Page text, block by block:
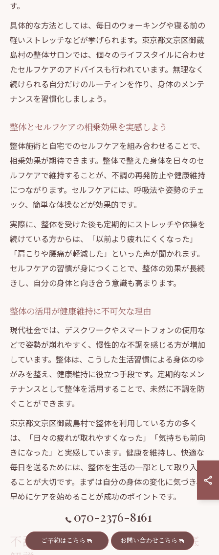
す。
具体的な方法としては、毎日のウォーキングや寝る前の
軽いストレッチなどが挙げられます。東京都文京区御蔵
島村の整体サロンでは、個々のライフスタイルに合わせ
たセルフケアのアドバイスも行われています。無理なく
続けられる自分だけのルーティンを作り、身体のメンテ
ナンスを習慣化しましょう。
整体とセルフケアの相乗効果を実感しよう
整体施術と自宅でのセルフケアを組み合わせることで、
相乗効果が期待できます。整体で整えた身体を日々のセ
ルフケアで維持することが、不調の再発防止や健康維持
につながります。セルフケアには、呼吸法や姿勢のチェ
ック、簡単な体操などが効果的です。
実際に、整体を受けた後も定期的にストレッチや体操を
続けている方からは、「以前より疲れにくくなった」
「肩こりや腰痛が軽減した」といった声が聞かれます。
セルフケアの習慣が身につくことで、整体の効果が長続
きし、自分の身体と向き合う意識も高まります。
整体の活用が健康維持に不可欠な理由
現代社会では、デスクワークやスマートフォンの使用な
どで姿勢が崩れやすく、慢性的な不調を感じる方が増加
しています。整体は、こうした生活習慣による身体のゆ
がみを整え、健康維持に役立つ手段です。定期的なメン
テナンスとして整体を活用することで、未然に不調を防
ぐことができます。
東京都文京区御蔵島村で整体を利用している方の多く
は、「日々の疲れが取れやすくなった」「気持ちも前向
きになった」と実感しています。健康を維持し、快適な
毎日を送るためには、整体を生活の一部として取り入れ
ることが大切です。まずは自分の身体の変化に気づき、
早めにケアを始めることが成功のポイントです。
不調対策に整体を選ぶ理由を徹底
070-2376-8161
ご予約はこちら お問い合わせこちら